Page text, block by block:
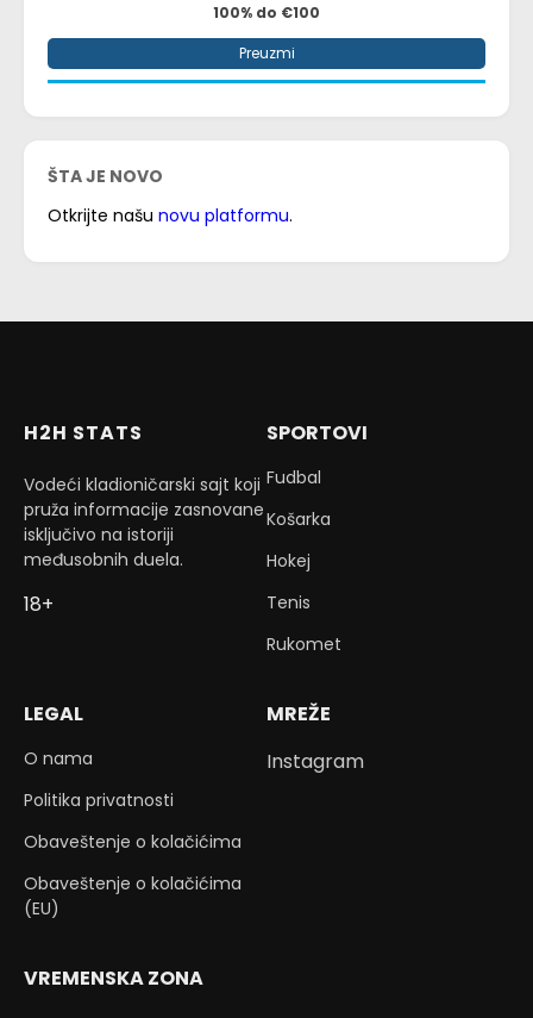
100% do €100
Preuzmi
ŠTA JE NOVO
Otkrijte našu novu platformu.
H2H STATS
Vodeći kladioničarski sajt koji
pruža informacije zasnovane
isključivo na istoriji
međusobnih duela.
18+
SPORTOVI
Fudbal
Košarka
Hokej
Tenis
Rukomet
LEGAL
O nama
Politika privatnosti
Obaveštenje o kolačićima
Obaveštenje o kolačićima
(EU)
MREŽE
Instagram
VREMENSKA ZONA